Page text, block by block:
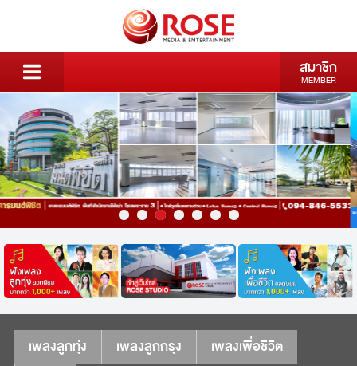
สมาชิก
MEMBER
เพลงลูกทุ่ง เพลงลูกกรุง
เพลงเพื่อชีวิต